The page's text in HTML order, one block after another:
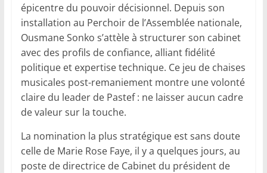
épicentre du pouvoir décisionnel. Depuis son
installation au Perchoir de l’Assemblée nationale,
Ousmane Sonko s’attèle à structurer son cabinet
avec des profils de confiance, alliant fidélité
politique et expertise technique. Ce jeu de chaises
musicales post-remaniement montre une volonté
claire du leader de Pastef : ne laisser aucun cadre
de valeur sur la touche.
La nomination la plus stratégique est sans doute
celle de Marie Rose Faye, il y a quelques jours, au
poste de directrice de Cabinet du président de